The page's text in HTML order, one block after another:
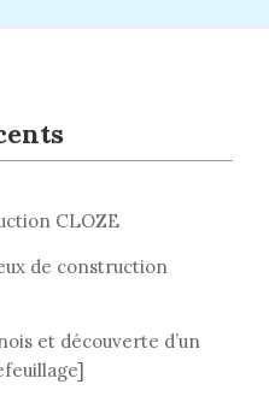
CLOZE
de construction
et découverte d’un